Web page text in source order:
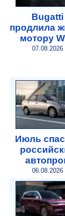
Bugatti
продлила
мотору
07.08.2026
Июль
06.08.2026